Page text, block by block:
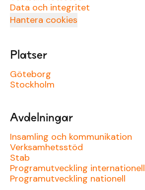
Data och integritet
Hantera cookies
Platser
Göteborg
Stockholm
Avdelningar
Insamling och kommunikation
Verksamhetsstöd
Stab
Programutveckling internationell
Programutveckling nationell